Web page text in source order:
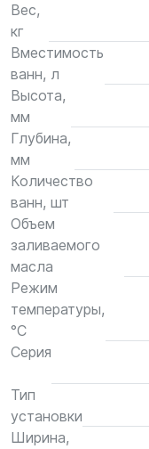
Вес,
кг
Вместимость
ванн, л
Высота,
мм
Глубина,
мм
Количество
ванн, шт
Объем
заливаемого
масла
Режим
температуры,
°С
Серия
Тип
установки
Ширина,